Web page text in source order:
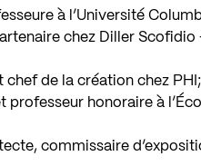
à l’Université
chez Diller Scofidio
chef de la création chez PHI;
professeur honoraire à
commissaire